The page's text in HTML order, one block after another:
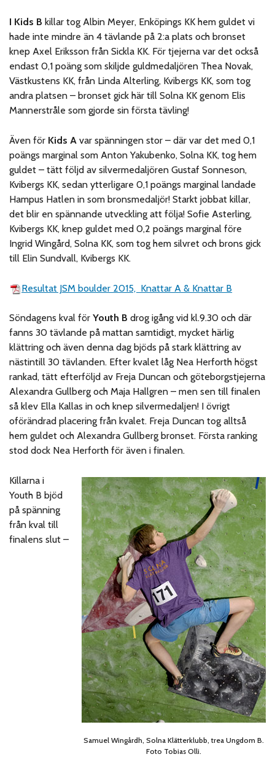
I Kids B killar tog Albin Meyer, Enköpings KK hem guldet vi
hade inte mindre än 4 tävlande på 2:a plats och bronset
knep Axel Eriksson från Sickla KK. För tjejerna var det också
endast 0,1 poäng som skiljde guldmedaljören Thea Novak,
Västkustens KK, från Linda Alterling, Kvibergs KK, som tog
andra platsen – bronset gick här till Solna KK genom Elis
Mannerstråle som gjorde sin första tävling!
Även för Kids A var spänningen stor – där var det med 0,1
poängs marginal som Anton Yakubenko, Solna KK, tog hem
guldet – tätt följd av silvermedaljören Gustaf Sonneson,
Kvibergs KK, sedan ytterligare 0,1 poängs marginal landade
Hampus Hatlen in som bronsmedaljör! Starkt jobbat killar,
det blir en spännande utveckling att följa! Sofie Asterling,
Kvibergs KK, knep guldet med 0,2 poängs marginal före
Ingrid Wingård, Solna KK, som tog hem silvret och brons gick
till Elin Sundvall, Kvibergs KK.
Resultat JSM boulder 2015, Knattar A & Knattar B
Söndagens kval förYouth B drog igång vid kl.9.30 och där
fanns 30 tävlande på mattan samtidigt, mycket härlig
klättring och även denna dag bjöds på stark klättring av
nästintill 30 tävlanden. Efter kvalet låg Nea Herforth högst
rankad, tätt efterföljd av Freja Duncan och göteborgstjejerna
Alexandra Gullberg och Maja Hallgren – men sen till finalen
så klev Ella Kallas in och knep silvermedaljen! I övrigt
oförändrad placering från kvalet. Freja Duncan tog alltså
hem guldet och Alexandra Gullberg bronset. Första ranking
stod dock Nea Herforth för även i finalen.
Samuel Wingårdh, Solna Klätterklubb, trea Ungdom B.
Foto Tobias Olli.
Killarna i
Youth B bjöd
på spänning
från kval till
finalens slut –